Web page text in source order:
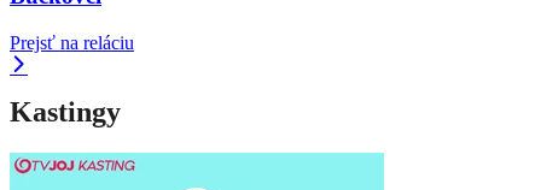
Prejsť na reláciu
Kastingy